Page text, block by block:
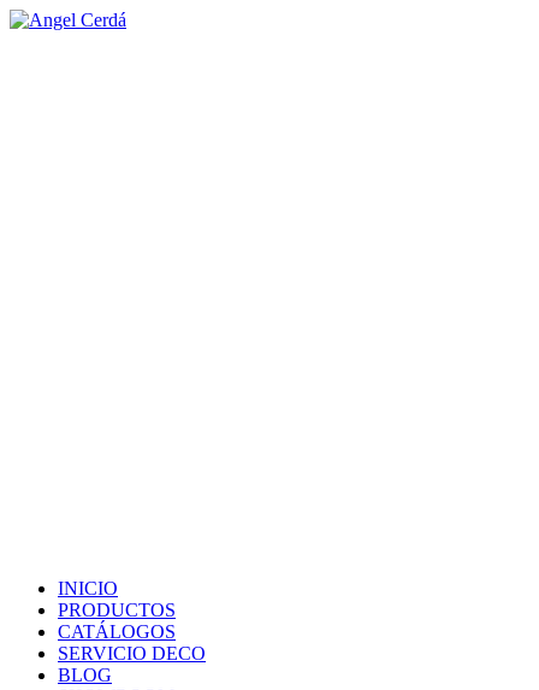
INICIO
PRODUCTOS
CATÁLOGOS
SERVICIO DECO
BLOG